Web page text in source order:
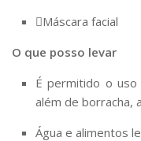
Máscara facial
O que posso levar
É permitido o uso
além de borracha,
Água e alimentos